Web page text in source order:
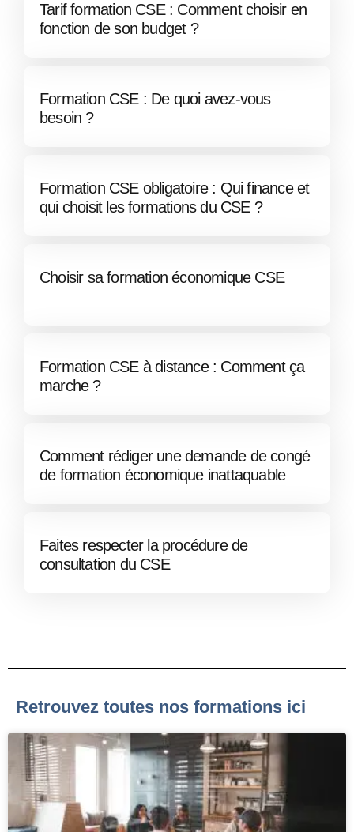
Tarif formation CSE : Comment choisir en
fonction de son budget ?
Formation CSE : De quoi avez-vous
besoin ?
Formation CSE obligatoire : Qui finance et
qui choisit les formations du CSE ?
Choisir sa formation économique CSE
Formation CSE à distance : Comment ça
marche ?
Comment rédiger une demande de congé
de formation économique inattaquable
Faites respecter la procédure de
consultation du CSE
Retrouvez toutes nos formations ici